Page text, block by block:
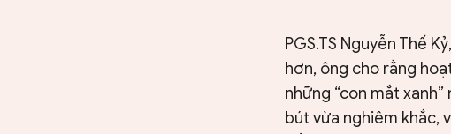
PGS.TS Nguyễn Thế
hơn, ông cho rằng
những “con mắt
bút vừa nghiêm khắc,